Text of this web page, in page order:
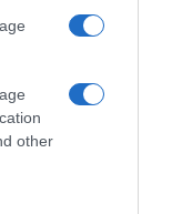
other